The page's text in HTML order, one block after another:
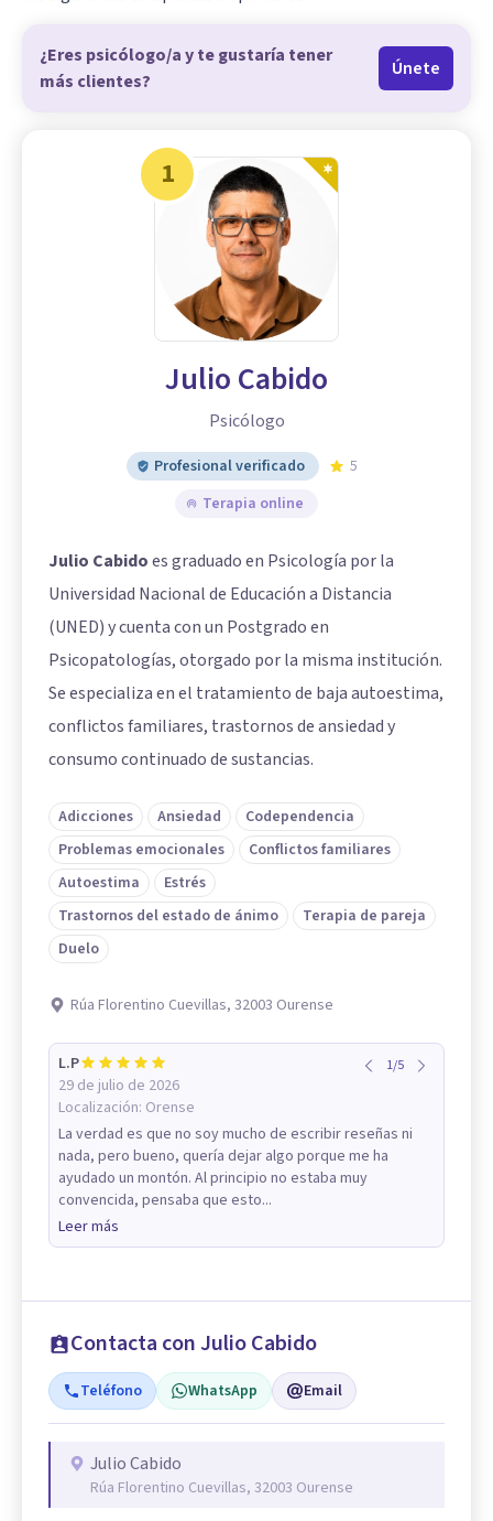
¿Eres psicólogo/a y te gustaría tener
más clientes?
Únete
1
Julio Cabido
Psicólogo
Profesional verificado
5
Terapia online
Julio Cabidoes graduado en Psicología por la
Universidad Nacional de Educación a Distancia
(UNED) y cuenta con un Postgrado en
Psicopatologías, otorgado por la misma institución.
Se especializa en el tratamiento de baja autoestima,
conflictos familiares, trastornos de ansiedad y
consumo continuado de sustancias.
Adicciones Ansiedad
Codependencia
Problemas emocionales
Conflictos familiares
Autoestima
Estrés
Trastornos del estado de ánimo
Terapia de pareja
Duelo
Rúa Florentino Cuevillas, 32003 Ourense
L.P
29 de julio de 2026
Localización: Orense
1/5
La verdad es que no soy mucho de escribir reseñas ni
nada, pero bueno, quería dejar algo porque me ha
ayudado un montón. Al principio no estaba muy
convencida, pensaba que esto...
Leer más
Contacta con Julio Cabido
Teléfono WhatsApp Email
Julio Cabido
Rúa Florentino Cuevillas, 32003 Ourense